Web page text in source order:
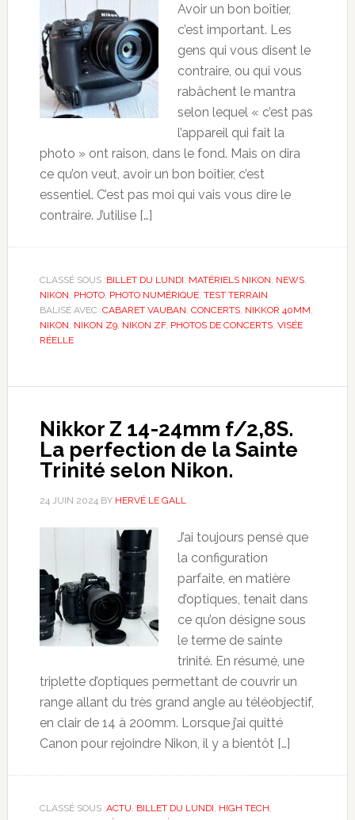
Avoir un bon boîtier,
c’est important. Les
gens qui vous disent le
contraire, ou qui vous
rabâchent le mantra
selon lequel « c’est pas
l’appareil qui fait la
photo » ont raison, dans le fond. Mais on dira
ce qu’on veut, avoir un bon boîtier, c’est
essentiel. C’est pas moi qui vais vous dire le
contraire. J’utilise […]
CLASSÉ SOUS :BILLET DU LUNDI MATÉRIELS NIKON NEWS,
NIKON PHOTO, PHOTO NUMÉRIQUE, TEST TERRAIN
BALISÉ AVEC :CABARET VAUBAN CONCERTS, NIKKOR 40MM
NIKON NIKON Z9, NIKON ZF, PHOTOS DE CONCERTS, VISÉE
RÉELLE
Nikkor Z 14-24mm f/2,8S.
La perfection de la Sainte
Trinité selon Nikon.
24 JUIN 2024 BY HERVÉ LE GALL
J’ai toujours pensé que
la configuration
parfaite, en matière
d’optiques, tenait dans
ce qu’on désigne sous
le terme de sainte
trinité. En résumé, une
triplette d’optiques permettant de couvrir un
range allant du très grand angle au téléobjectif,
en clair de 14 à 200mm. Lorsque j’ai quitté
Canon pour rejoindre Nikon, il y a bientôt […]
CLASSÉ SOUS :ACTU BILLET DU LUNDI HIGH TECH